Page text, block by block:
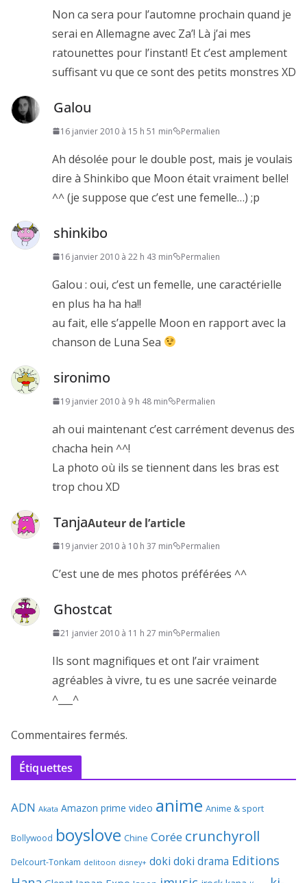
Non ca sera pour l’automne prochain quand je
serai en Allemagne avec Za’! Là j’ai mes
ratounettes pour l’instant! Et c’est amplement
suffisant vu que ce sont des petits monstres XD
Galou
16 janvier 2010 à 15 h 51 min Permalien
Ah désolée pour le double post, mais je voulais
dire à Shinkibo que Moon était vraiment belle!
^^ (je suppose que c’est une femelle…) ;p
shinkibo
16 janvier 2010 à 22 h 43 min Permalien
Galou : oui, c’est un femelle, une caractérielle
en plus ha ha ha!!
au fait, elle s’appelle Moon en rapport avec la
chanson de Luna Sea
sironimo
19 janvier 2010 à 9 h 48 min Permalien
ah oui maintenant c’est carrément devenus des
chacha hein ^^!
La photo où ils se tiennent dans les bras est
trop chou XD
TanjaAuteur de l’article
19 janvier 2010 à 10 h 37 min Permalien
C’est une de mes photos préférées ^^
Ghostcat
21 janvier 2010 à 11 h 27 min Permalien
Ils sont magnifiques et ont l’air vraiment
agréables à vivre, tu es une sacrée veinarde
^___^
Commentaires fermés.
Étiquettes
ADN Akata Amazon prime video anime Anime & sport
Bollywood boyslove Chine Corée crunchyroll
Delcourt-Tonkam delitoon disney+ doki doki drama Editions